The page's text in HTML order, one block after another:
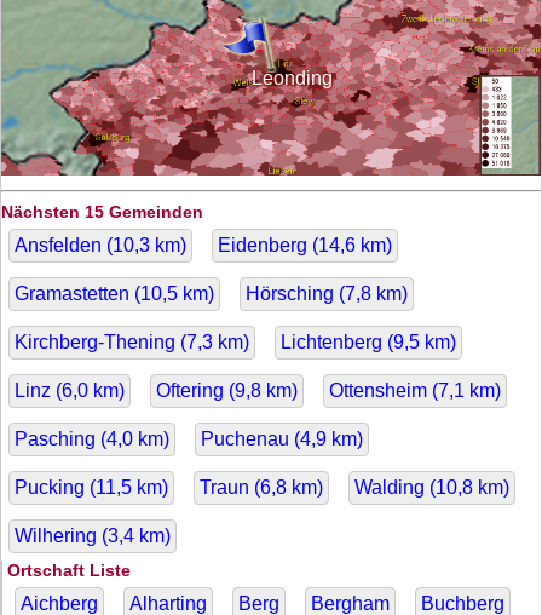
Leonding
Nächsten 15 Gemeinden
Ansfelden (10,3 km) Eidenberg (14,6 km)
Gramastetten (10,5 km) Hörsching (7,8 km)
Kirchberg-Thening (7,3 km) Lichtenberg (9,5 km)
Linz (6,0 km) Oftering (9,8 km) Ottensheim (7,1 km)
Pasching (4,0 km) Puchenau (4,9 km)
Pucking (11,5 km) Traun (6,8 km) Walding (10,8 km)
Wilhering (3,4 km)
Ortschaft Liste
Aichberg Alharting Berg Bergham Buchberg